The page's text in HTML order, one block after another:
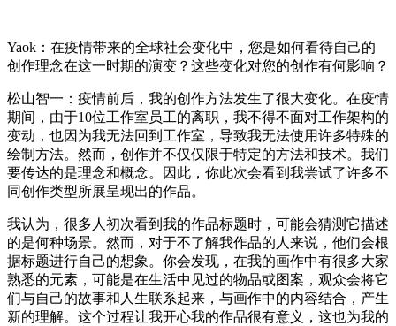
Yaok ：在疫情带来的全球社会变化中，您是如何看待自己的
创作理念在这一时期的演变？这些变化对您的创作有何影响？
松山智一：疫情前后，我的创作方法发生了很大变化。在疫情
期间，由于10位工作室员工的离职，我不得不面对工作架构的
变动， 也因为我无法回到工作室 ， 导致我无法使用许多特殊的
绘制方法。然而，创作并不仅仅限于特定的方法和技术。我们
要传达的是理念和概念。因此，你此次会看到我尝试了许多不
同创作类型所展呈现出的作品。
我认为，很多人初次看到我的作品标题时，可能会猜测它描述
的是何种场景。然而，对于不了解我作品的人来说，他们会根
据标题进行自己的想象。你会发现，在我的画作中有很多大家
熟悉的元素，可能是在生活中见过的物品或图案， 观众会将它
们与自己的故事和人生联系起来， 与画作中的内容结合，产生
新的理解。这个过程让我开心我的作品很有意义，这也为我的